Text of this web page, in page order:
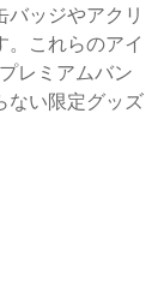
ッジやアクリ
。これらのアイ
レミアムバン
ない限定グッズ